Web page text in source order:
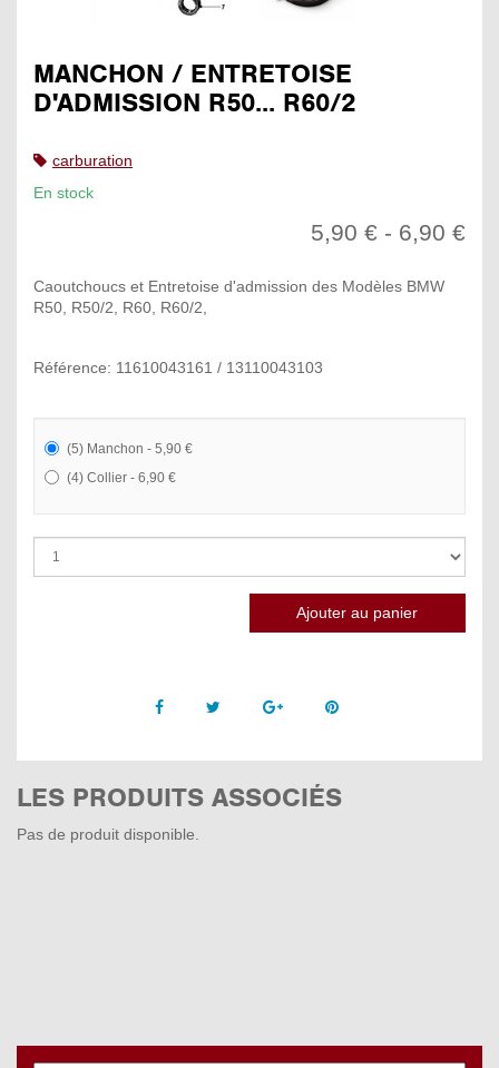
MANCHON / ENTRETOISE
D'ADMISSION R50... R60/2
carburation
En stock
5,90 € - 6,90 €
Caoutchoucs et Entretoise d'admission des Modèles BMW
R50, R50/2, R60, R60/2,
Référence: 11610043161 / 13110043103
(5) Manchon - 5,90 €
(4) Collier - 6,90 €
Facebook Twitter Google +Pinterest
LES PRODUITS ASSOCIÉS
Pas de produit disponible.